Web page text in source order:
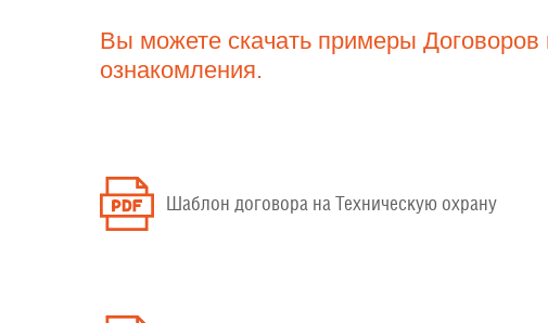
Вы можете скачать примеры
ознакомления.
Шаблон договора на Техническую охрану